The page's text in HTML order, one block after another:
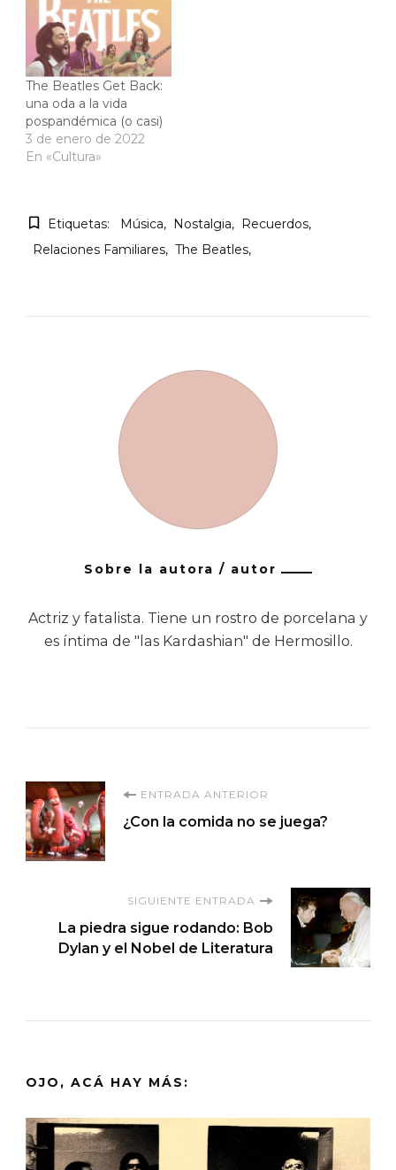
The Beatles Get Back:
una oda a la vida
pospandémica (o casi)
3 de enero de 2022
En «Cultura»
Etiquetas: Música Nostalgia
Recuerdos
Relaciones Familiares
The Beatles
Sobre la autora / autor
Actriz y fatalista. Tiene un rostro de porcelana y
es íntima de "las Kardashian" de Hermosillo.
Navegación
de
entradas
ENTRADA ANTERIOR
¿Con la comida no se juega?
SIGUIENTE ENTRADA
La piedra sigue rodando: Bob
Dylan y el Nobel de Literatura
OJO, ACÁ HAY MÁS: